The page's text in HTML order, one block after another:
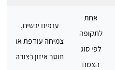
אחת
לתקופה
לפי סוג
הצמח
ענפים יבשים,
צמיחה עודפת או
חוסר איזון בצורה